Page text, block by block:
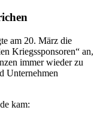
am 20. März die
Kriegs­spon­so­ren“ an,
immer wieder zu
Unter­neh­men
kam: